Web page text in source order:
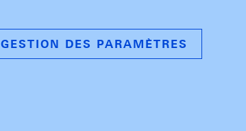
GESTION DES PARAMÈTRES